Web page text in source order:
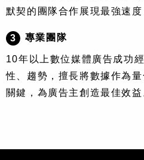
默契的團隊合作展現最強速度
3 專業團隊
10年以上數位媒體廣告成功
性、趨勢，擅長將數據作為
關鍵，為廣告主創造最佳效益